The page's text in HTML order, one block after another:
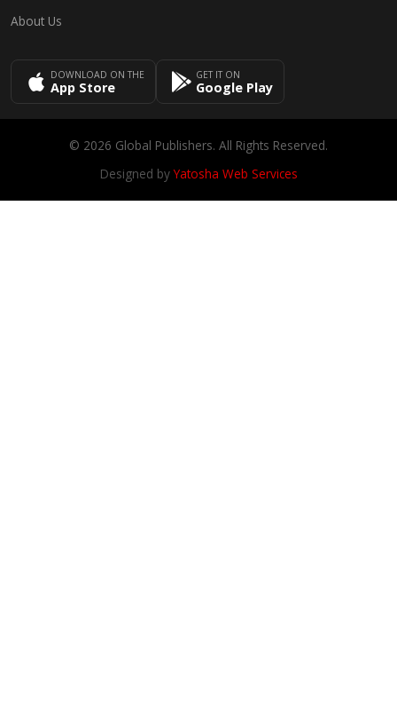
About Us
DOWNLOAD ON THE
App Store
GET IT ON
Google Play
© 2026 Global Publishers. All Rights Reserved.
Designed byYatosha Web Services